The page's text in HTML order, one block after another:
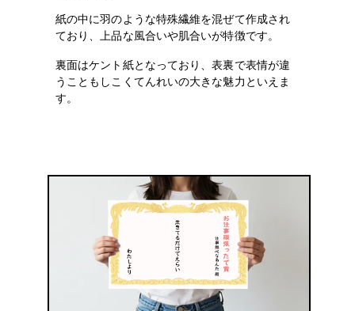
紙の中に羽のような特殊繊維を混ぜて作成され
ており、上品な風合いや肌合いが特徴です。
裏面はケント紙となっており、表裏で表情が違
うこともしこくてんれいの大きな魅力といえま
す。